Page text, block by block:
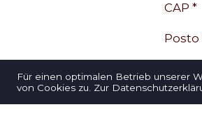
CAP *
Posto
Für einen optimalen Betrieb unserer
von Cookies zu. Zur